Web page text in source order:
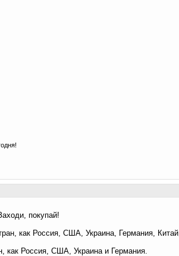
покупай!
как Россия, США, Украина, Германия, Китай,
как Россия, США, Украина и Германия.